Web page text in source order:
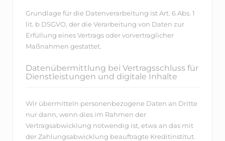
Grundlage für die Datenverarbeitung ist Art. 6 Abs. 1
lit. b DSGVO, der die Verarbeitung von Daten zur
Erfüllung eines Vertrags oder vorvertraglicher
Maßnahmen gestattet.
Datenübermittlung bei Vertragsschluss für
Dienstleistungen und digitale Inhalte
Wir übermitteln personenbezogene Daten an Dritte
nur dann, wenn dies im Rahmen der
Vertragsabwicklung notwendig ist, etwa an das mit
der Zahlungsabwicklung beauftragte Kreditinstitut.